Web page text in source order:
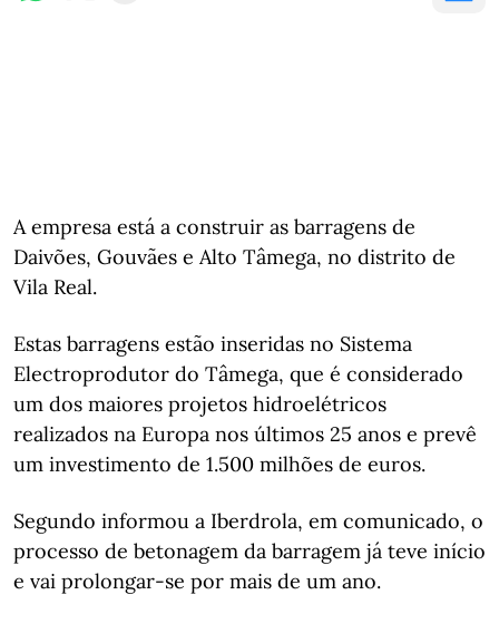
A empresa está a construir as barragens de
Daivões, Gouvães e Alto Tâmega, no distrito de
Vila Real.
Estas barragens estão inseridas no Sistema
Electroprodutor do Tâmega, que é considerado
um dos maiores projetos hidroelétricos
realizados na Europa nos últimos 25 anos e prevê
um investimento de 1.500 milhões de euros.
Segundo informou a Iberdrola, em comunicado, o
processo de betonagem da barragem já teve início
e vai prolongar-se por mais de um ano.